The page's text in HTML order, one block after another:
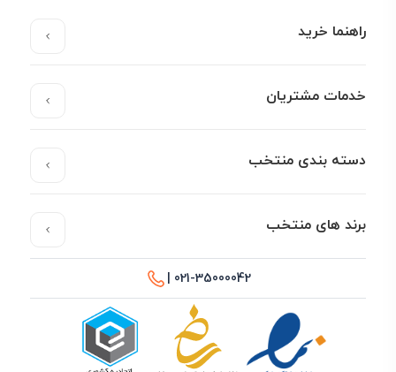
راهنما خرید
خدمات مشتریان
دسته بندی منتخب
برند های منتخب
021-35000042 |